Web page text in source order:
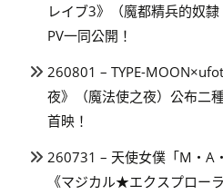
レイブ3》（魔都精兵的奴
PV一同公開！
260801 – TYPE-
夜》（魔法使之夜）公布二
首映！
260731 – 天使女僕「M・A
《マジカル★エクスプロー